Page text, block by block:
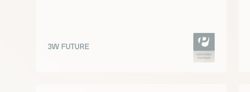
3W FUTURE